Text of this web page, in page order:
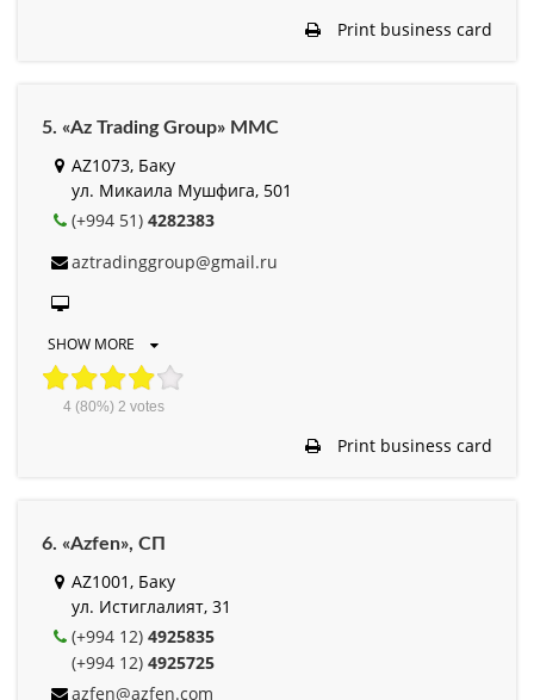
Print business card
5. «Az Trading Group» MMC
AZ1073, Баку
ул. Микаила Мушфига, 501
(+994 51) 4282383
aztradinggroup@gmail.ru
SHOW MORE
4(80%) 2 votes
Print business card
6. «Azfen», СП
AZ1001, Баку
ул. Истиглалият, 31
(+994 12) 4925835
(+994 12) 4925725
azfen@azfen.com